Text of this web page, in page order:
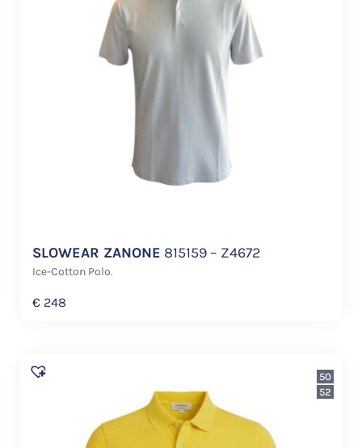
SLOWEAR ZANONE 815159 – Z4672
Ice-Cotton Polo.
€ 248
50
52